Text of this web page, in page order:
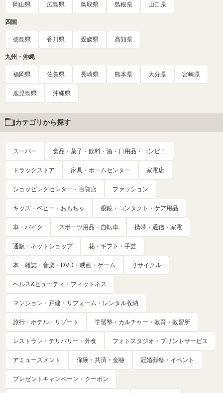
岡山県 広島県 鳥取県 島根県 山口県
四国
徳島県 香川県 愛媛県 高知県
九州・沖縄
福岡県 佐賀県 長崎県 熊本県 大分県 宮崎県
鹿児島県 沖縄県
カテゴリから探す
スーパー 食品・菓子・飲料・酒・日用品・コンビニ
ドラッグストア 家具・ホームセンター 家電店
ショッピングセンター・百貨店 ファッション
キッズ・ベビー・おもちゃ 眼鏡・コンタクト・ケア用品
車・バイク スポーツ用品・自転車 携帯・通信・家電
通販・ネットショップ 花・ギフト・手芸
本・雑誌・音楽・DVD・映画・ゲーム リサイクル
ヘルス&ビューティ・フィットネス
マンション・戸建・リフォーム・レンタル収納
旅行・ホテル・リゾート 学習塾・カルチャー・教育・教習所
レストラン・デリバリー・外食 フォトスタジオ・プリントサービス
アミューズメント 保険・共済・金融 冠婚葬祭・イベント
プレゼントキャンペーン・クーポン